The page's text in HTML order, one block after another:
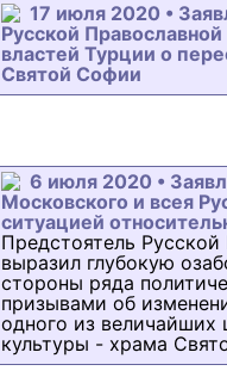
17 июля 2020 •
Русской
властей Турции о
Святой Софии
6 июля 2020 •
Московского и всея
ситуацией
Предстоятель
выразил глубокую
стороны ряда
призывами об
одного из величайших
культуры - храма